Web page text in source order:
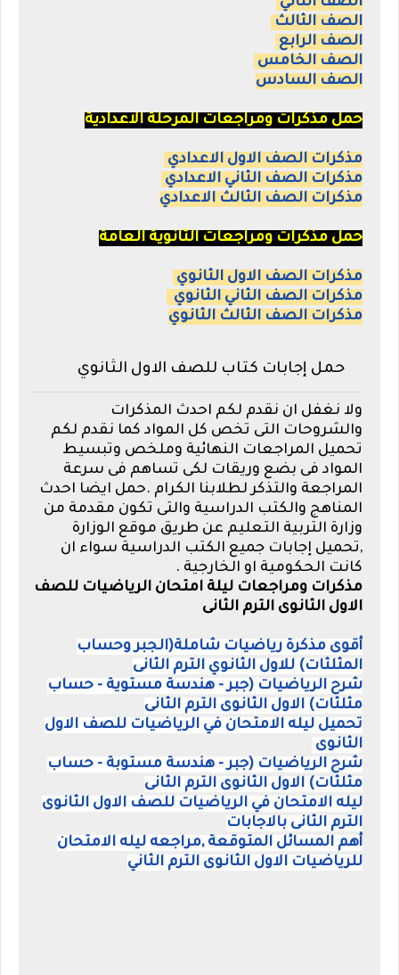
الصف الثالث
الصف الرابع
الصف الخامس
الصف السادس
حمل مذكرات ومراجعات المرحلة الاعدادية
مذكرات الصف الاول الاعدادي
مذكرات الصف الثاني الاعدادي
مذكرات الصف الثالث الاعدادي
حمل مذكرات ومراجعات الثانوية العامة
مذكرات الصف الاول الثانوي
مذكرات الصف الثاني الثانوي
مذكرات الصف الثالث الثانوي
حمل إجابات كتاب للصف الاول الثانوي
ولا نغفل ان نقدم لكم احدث المذكرات
والشروحات التى تخص كل المواد كما نقدم لكم
تحميل المراجعات النهائية وملخص وتبسيط
المواد فى بضع وريقات لكى تساهم فى سرعة
المراجعة والتذكر لطلابنا الكرام .حمل ايضا احدث
المناهج والكتب الدراسية والتى تكون مقدمة من
وزارة التربية التعليم عن طريق موقع الوزارة
,تحميل إجابات جميع الكتب الدراسية سواء ان
كانت الحكومية او الخارجية .
مذكرات ومراجعات ليلة امتحان الرياضيات للصف
الاول الثانوى الترم الثانى
أقوى مذكرة رياضيات شاملة(الجبر وحساب
المثلثات) للاول الثانوي الترم الثانى
شرح الرياضيات (جبر - هندسة مستوية - حساب
مثلثات) الاول الثانوى الترم الثانى
تحميل ليله الامتحان في الرياضيات للصف الاول
الثانوى
شرح الرياضيات (جبر - هندسة مستوبة - حساب
مثلثات) الاول الثانوى الترم الثانى
ليله الامتحان في الرياضيات للصف الاول الثانوى
الترم الثانى بالاجابات
أهم المسائل المتوقعة ,مراجعه ليله الامتحان
للرياضيات الاول الثانوى الترم الثاني